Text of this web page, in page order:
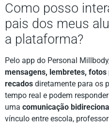
Como posso
pais dos meus
a plataforma?
Pelo app do Personal
mensagens, lembretes,
recados diretamente para os
tempo real e podem
uma comunicação
vínculo entre escola,